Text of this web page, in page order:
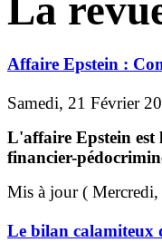
La
Affaire Epstein :
Samedi, 21 Février
L'affaire Epstein est
financier-
Mis à jour (
Le bilan calamiteux